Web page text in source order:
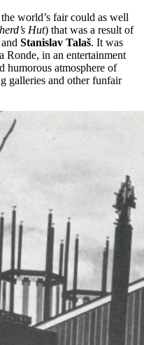
world’s fair could as well
Hut) that was a result of
and Stanislav Talaš. It was
Ronde, in an entertainment
atmosphere of
galleries and other funfair